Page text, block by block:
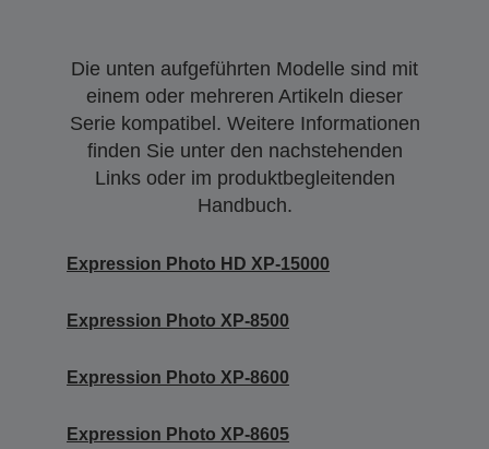
Die unten aufgeführten Modelle sind mit
einem oder mehreren Artikeln dieser
Serie kompatibel. Weitere Informationen
finden Sie unter den nachstehenden
Links oder im produktbegleitenden
Handbuch.
Expression Photo HD XP-15000
Expression Photo XP-8500
Expression Photo XP-8600
Expression Photo XP-8605